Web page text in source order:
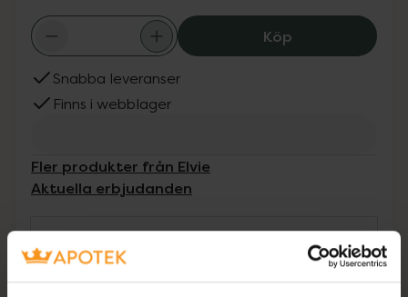
KöpElvie Pump
Snabba leveranser
Finns i webblager
Fler produkter från Elvie
Aktuella erbjudanden
Dölj